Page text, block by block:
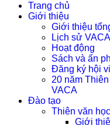
Trang chủ
Giới thiệu
Giới thiệu
Lịch sử VACA
Hoạt động
Sách và ấn
Đăng ký hội
20 năm
VACA
Đào tạo
Thiên văn
Giới